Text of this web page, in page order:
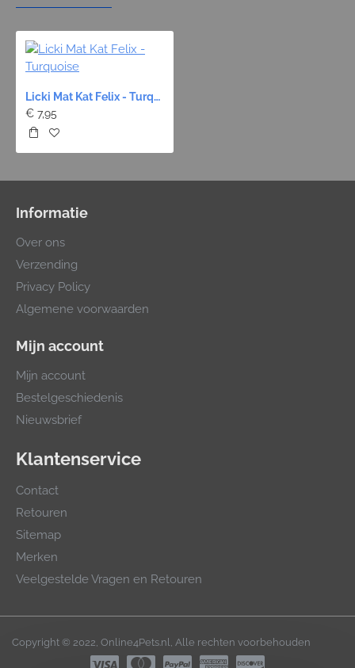
Licki Mat Kat Felix - Turquoise
€ 7,95
Informatie
Over ons
Verzending
Privacy Policy
Algemene voorwaarden
Mijn account
Mijn account
Bestelgeschiedenis
Nieuwsbrief
Klantenservice
Contact
Retouren
Sitemap
Merken
Veelgestelde Vragen en Retouren
Copyright © 2022, Online4Pets.nl, Alle rechten voorbehouden